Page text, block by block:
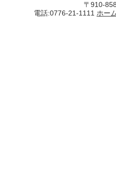
〒910-
電話:0776-21-1111 ホー